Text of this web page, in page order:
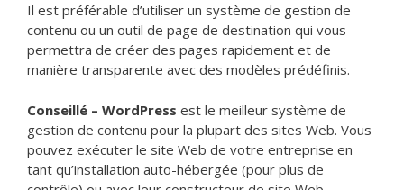
Il est préférable d’utiliser un système de gestion de
contenu ou un outil de page de destination qui vous
permettra de créer des pages rapidement et de
manière transparente avec des modèles prédéfinis.
Conseillé – WordPress est le meilleur système de
gestion de contenu pour la plupart des sites Web. Vous
pouvez exécuter le site Web de votre entreprise en
tant qu’installation auto-hébergée (pour plus de